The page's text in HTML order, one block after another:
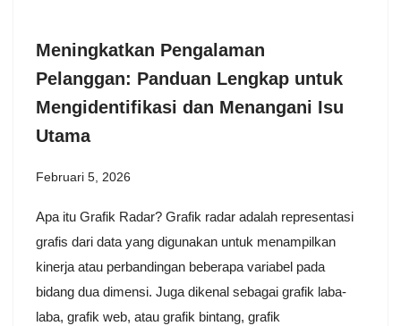
Meningkatkan Pengalaman
Pelanggan: Panduan Lengkap untuk
Mengidentifikasi dan Menangani Isu
Utama
Februari 5, 2026
Apa itu Grafik Radar? Grafik radar adalah representasi
grafis dari data yang digunakan untuk menampilkan
kinerja atau perbandingan beberapa variabel pada
bidang dua dimensi. Juga dikenal sebagai grafik laba-
laba, grafik web, atau grafik bintang, grafik